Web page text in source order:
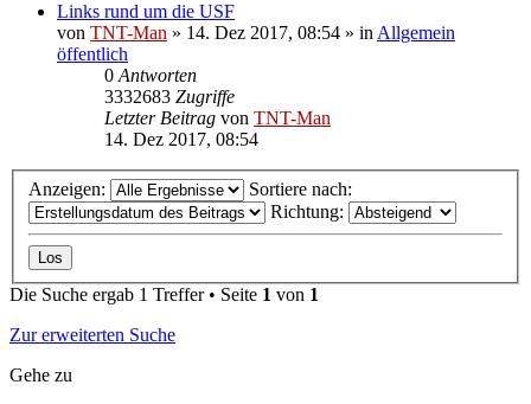
Links rund um die USF
von TNT-Man » 14. Dez 2017, 08:54 » inAllgemein
öffentlich
0Antworten
3332683 Zugriffe
Letzter Beitrag von TNT-Man
14. Dez 2017, 08:54
Anzeigen:
Sortiere nach:
Richtung:
Die Suche ergab 1 Treffer • Seite 1 von 1
Zur erweiterten Suche
Gehe zu